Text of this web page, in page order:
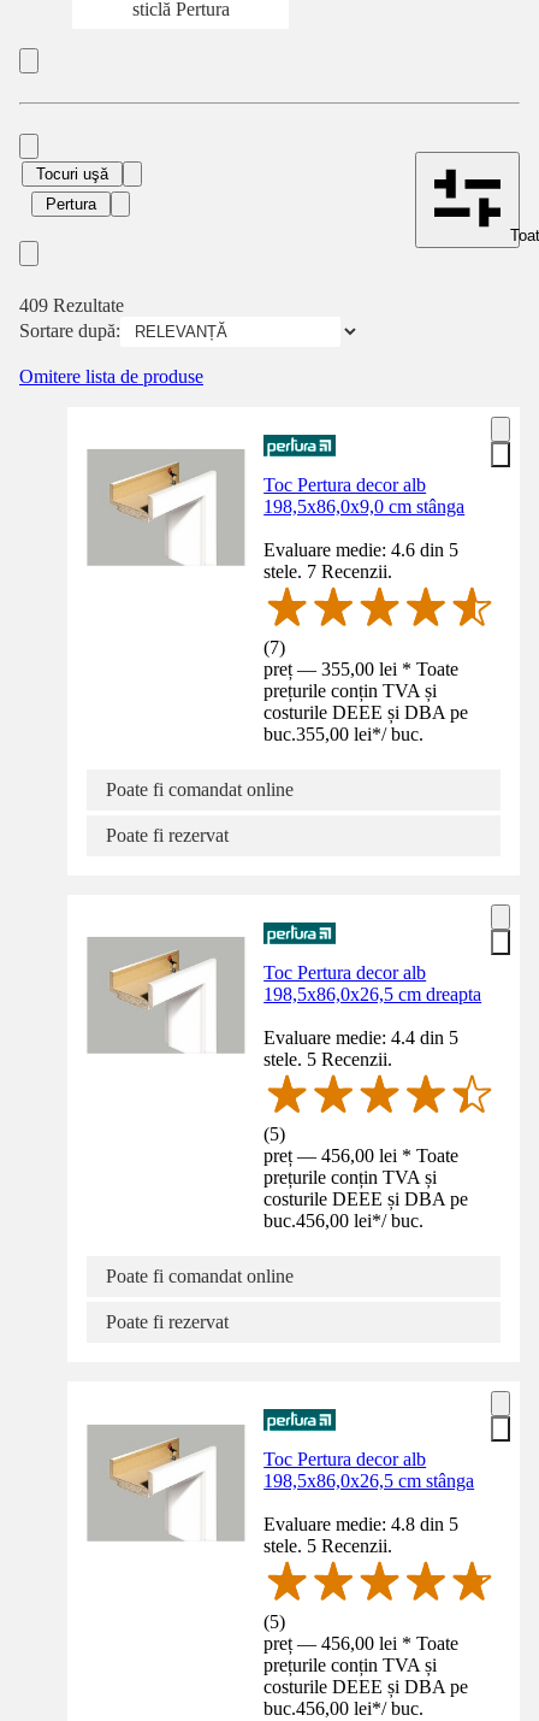
sticlă Pertura
Tocuri uşă
Pertura
409 Rezultate
Sortare după:
Omitere lista de produse
Toc Pertura decor alb
198,5x86,0x9,0 cm stânga
Evaluare medie: 4.6 din 5
stele. 7 Recenzii.
(7)
preț — 355,00 lei * Toate
prețurile conțin TVA și
costurile DEEE și DBA pe
buc.355,00 lei*/ buc.
Poate fi comandat online
Poate fi rezervat
Toc Pertura decor alb
198,5x86,0x26,5 cm dreapta
Evaluare medie: 4.4 din 5
stele. 5 Recenzii.
(5)
preț — 456,00 lei * Toate
prețurile conțin TVA și
costurile DEEE și DBA pe
buc.456,00 lei*/ buc.
Poate fi comandat online
Poate fi rezervat
Toc Pertura decor alb
198,5x86,0x26,5 cm stânga
Evaluare medie: 4.8 din 5
stele. 5 Recenzii.
(5)
preț — 456,00 lei * Toate
prețurile conțin TVA și
costurile DEEE și DBA pe
buc.456,00 lei*/ buc.